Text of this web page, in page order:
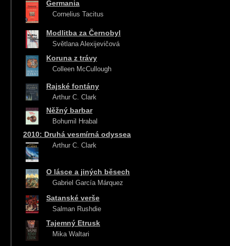
Germania
Cornelius Tacitus
Modlitba za Černobyl
Světlana Alexijevičová
Koruna z trávy
Colleen McCullough
Rajské fontány
Arthur C. Clark
Něžný barbar
Bohumil Hrabal
2010: Druhá vesmírná odyssea
Arthur C. Clark
O lásce a jiných běsech
Gabriel García Márquez
Satanské verše
Salman Rushdie
Tajemný Etrusk
Mika Waltari